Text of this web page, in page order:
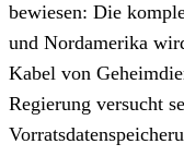
bewiesen: Die
und Nordamerika
Kabel von
Regierung versucht